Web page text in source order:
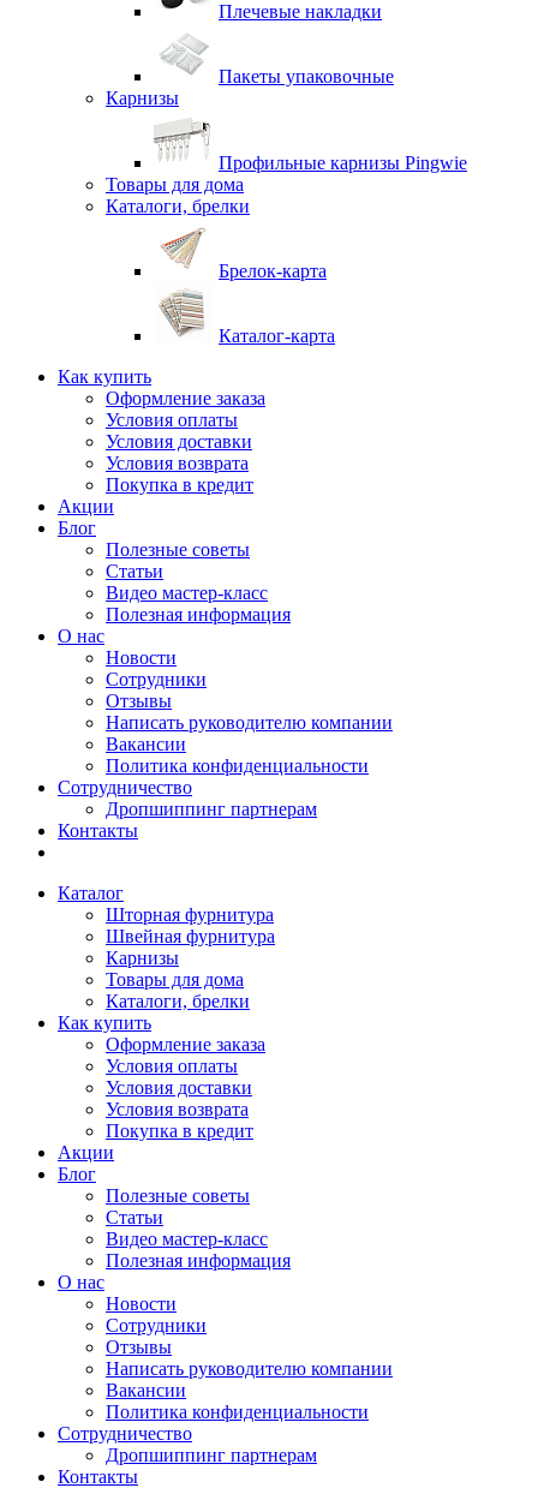
Плечевые накладки
Пакеты упаковочные
Карнизы
Профильные карнизы Pingwie
Товары для дома
Каталоги, брелки
Брелок-карта
Каталог-карта
Как купить
Оформление заказа
Условия оплаты
Условия доставки
Условия возврата
Покупка в кредит
Акции
Блог
Полезные советы
Статьи
Видео мастер-класс
Полезная информация
О нас
Новости
Сотрудники
Отзывы
Написать руководителю компании
Вакансии
Политика конфиденциальности
Сотрудничество
Дропшиппинг партнерам
Контакты
Каталог
Шторная фурнитура
Швейная фурнитура
Карнизы
Товары для дома
Каталоги, брелки
Как купить
Оформление заказа
Условия оплаты
Условия доставки
Условия возврата
Покупка в кредит
Акции
Блог
Полезные советы
Статьи
Видео мастер-класс
Полезная информация
О нас
Новости
Сотрудники
Отзывы
Написать руководителю компании
Вакансии
Политика конфиденциальности
Сотрудничество
Дропшиппинг партнерам
Контакты